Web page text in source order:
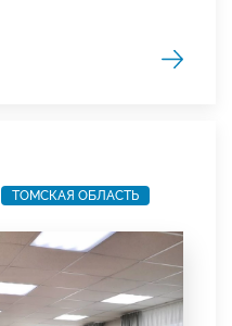
ТОМСКАЯ ОБЛАСТЬ